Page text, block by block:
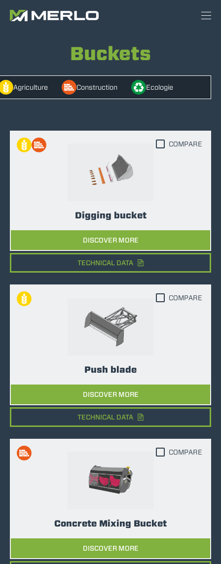
Buckets
Agriculture Construction Ecologie
Digging bucket
DISCOVER MORE
COMPARE
TECHNICAL DATA
Push blade
DISCOVER MORE
COMPARE
TECHNICAL DATA
Concrete Mixing Bucket
DISCOVER MORE
COMPARE